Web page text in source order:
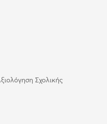
Σχολικής